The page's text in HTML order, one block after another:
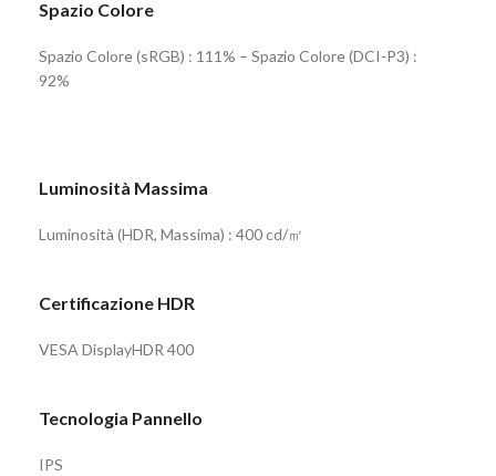
Spazio Colore
Spazio Colore (sRGB) : 111% – Spazio Colore (DCI-P3) :
92%
Luminosità Massima
Luminosità (HDR, Massima) : 400 cd/㎡
Certificazione HDR
VESA DisplayHDR 400
Tecnologia Pannello
IPS